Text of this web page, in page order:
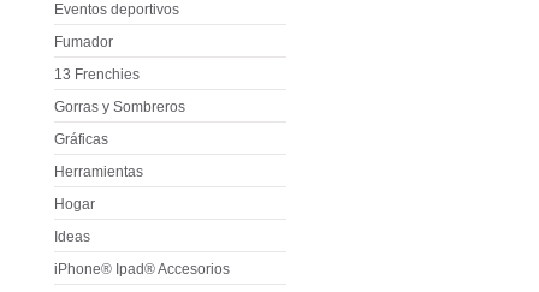
Eventos deportivos
Fumador
13 Frenchies
Gorras y Sombreros
Gráficas
Herramientas
Hogar
Ideas
iPhone® Ipad® Accesorios